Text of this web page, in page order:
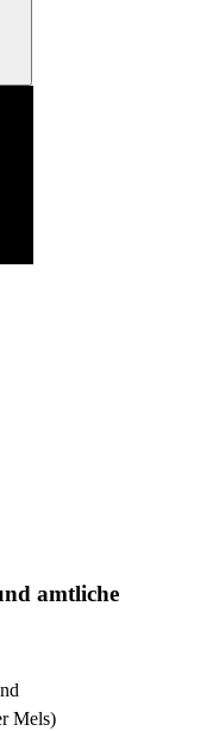
amtliche
Mels)